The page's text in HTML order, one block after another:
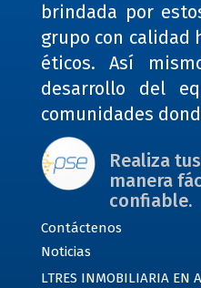
brindada por
grupo con calidad
éticos. Así
desarrollo del
comunidades
Realiza
manera
confiable.
Contáctenos
Noticias
LTRES INMOBILIARIA EN